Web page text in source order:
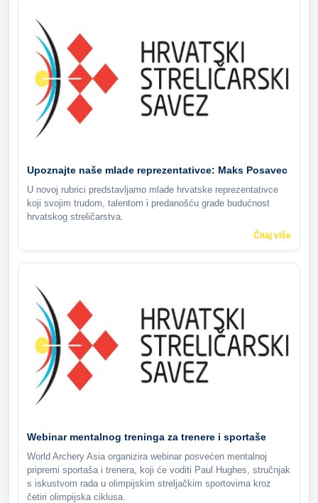
Upoznajte naše mlade reprezentativce: Maks Posavec
U novoj rubrici predstavljamo mlade hrvatske reprezentativce
koji svojim trudom, talentom i predanošću grade budućnost
hrvatskog streličarstva.
Čitaj više
Webinar mentalnog treninga za trenere i sportaše
World Archery Asia organizira webinar posvećen mentalnoj
pripremi sportaša i trenera, koji će voditi Paul Hughes, stručnjak
s iskustvom rada u olimpijskim streljačkim sportovima kroz
četiri olimpijska ciklusa.